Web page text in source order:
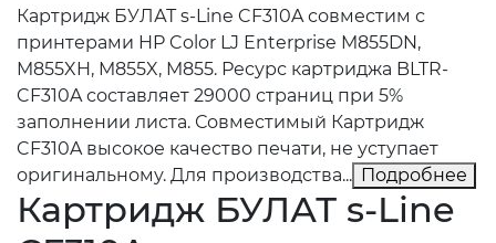
Картридж БУЛАТ s-Line CF310A совместим с
принтерами HP Color LJ Enterprise M855DN,
M855XH, M855X, M855. Ресурс картриджа BLTR-
CF310A составляет 29000 страниц при 5%
заполнении листа. Совместимый Картридж
CF310A высокое качество печати, не уступает
оригинальному. Для производства... Подробнее
Картридж БУЛАТ s-Line